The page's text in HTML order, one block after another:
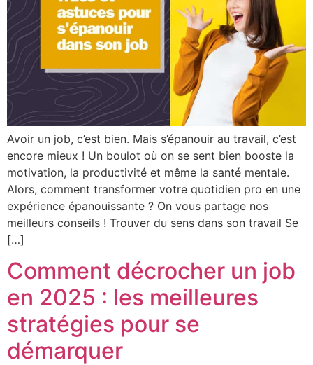
Avoir un job, c’est bien. Mais s’épanouir au travail, c’est
encore mieux ! Un boulot où on se sent bien booste la
motivation, la productivité et même la santé mentale.
Alors, comment transformer votre quotidien pro en une
expérience épanouissante ? On vous partage nos
meilleurs conseils ! Trouver du sens dans son travail Se
[…]
Comment décrocher un job
en 2025 : les meilleures
stratégies pour se
démarquer